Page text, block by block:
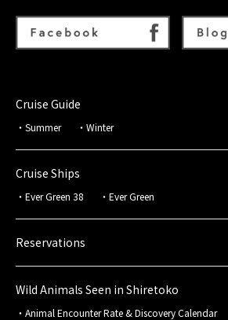
Cruise Guide
Summer Winter
Cruise Ships
Ever Green 38 Ever Green
Reservations
Wild Animals Seen in Shiretoko
Animal Encounter Rate & Discovery Calendar